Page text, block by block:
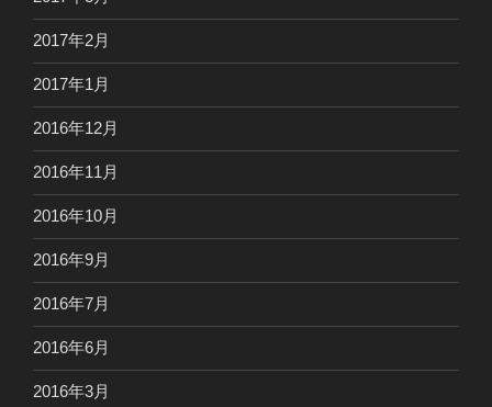
2017年2月
2017年1月
2016年12月
2016年11月
2016年10月
2016年9月
2016年7月
2016年6月
2016年3月